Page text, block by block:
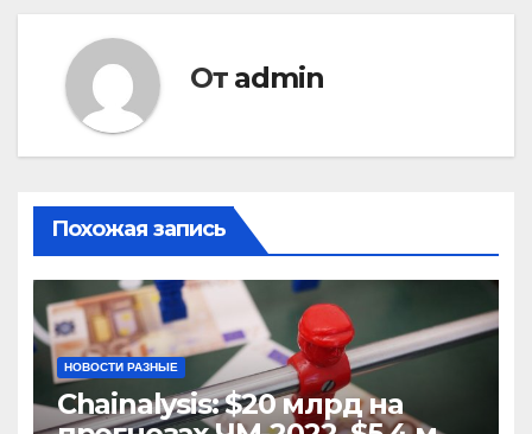
От admin
Похожая запись
НОВОСТИ РАЗНЫЕ
Chainalysis: $20 млрд на